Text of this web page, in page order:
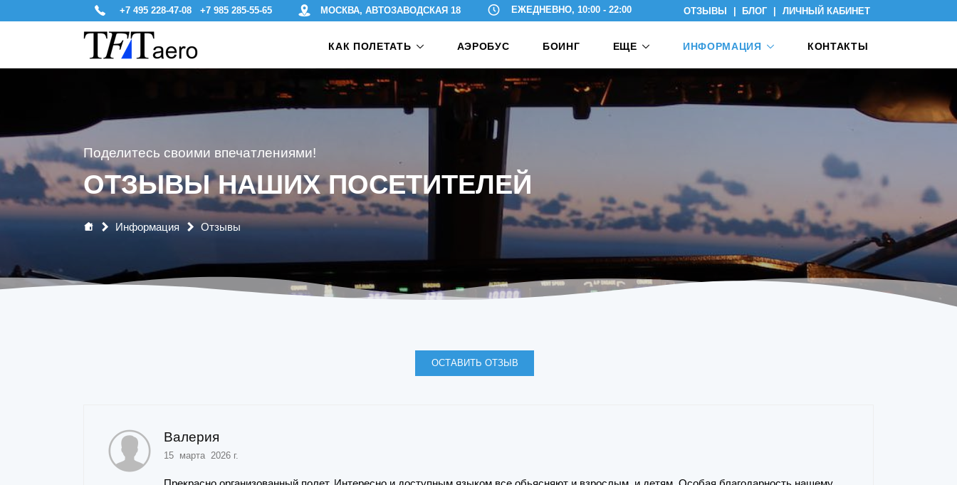
+7 495 228-47-08 +7 985 285-55-65 МОСКВА, АВТОЗАВОДСКАЯ 18 ЕЖЕДНЕВНО, 10:00 - 22:00 ОТЗЫВЫ | БЛОГ | ЛИЧНЫЙ КАБИНЕТ
КАК ПОЛЕТАТЬ АЭРОБУС БОИНГ ЕЩЕ ИНФОРМАЦИЯ КОНТАКТЫ
Поделитесь своими впечатлениями!
ОТЗЫВЫ НАШИХ ПОСЕТИТЕЛЕЙ
Информация Отзывы
ОСТАВИТЬ ОТЗЫВ
Валерия
15 марта 2026 г.